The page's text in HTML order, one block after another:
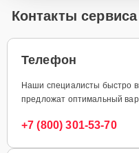
Контакты
Телефон
Наши специалисты быстро
предложат оптимальный
+7 (800) 301-53-70